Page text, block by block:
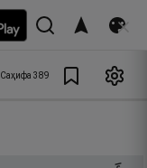
Саҳифа 389